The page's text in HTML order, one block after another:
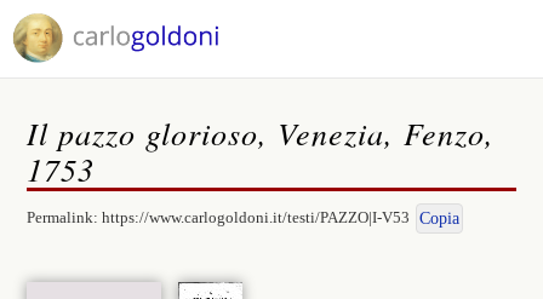
Il pazzo glorioso, Venezia, Fenzo,
1753
Permalink:https://www.carlogoldoni.it/testi/PAZZO|I-V53 Copia